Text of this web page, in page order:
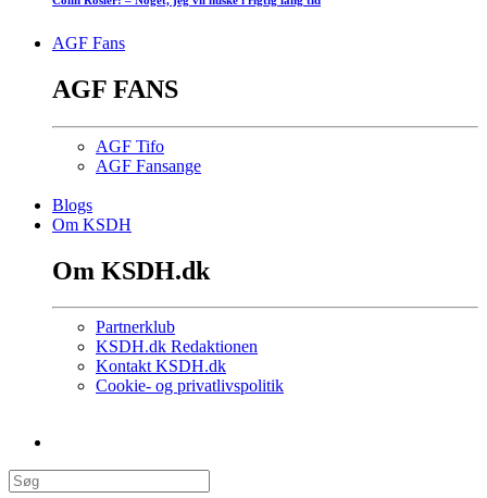
AGF Fans
AGF FANS
AGF Tifo
AGF Fansange
Blogs
Om KSDH
Om KSDH.dk
Partnerklub
KSDH.dk Redaktionen
Kontakt KSDH.dk
Cookie- og privatlivspolitik